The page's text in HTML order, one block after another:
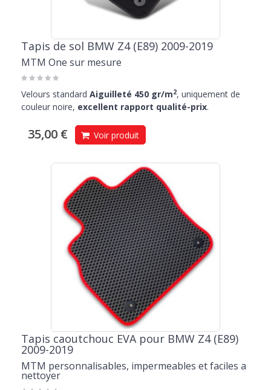
Tapis de sol BMW Z4 (E89) 2009-2019
MTM One sur mesure
Velours standard Aiguilleté 450 gr/m2, uniquement de
couleur noire, excellent rapport qualité-prix.
35,00 € Voir produit
Tapis caoutchouc EVA pour BMW Z4 (E89)
2009-2019
MTM personnalisables, impermeables et faciles a
nettoyer